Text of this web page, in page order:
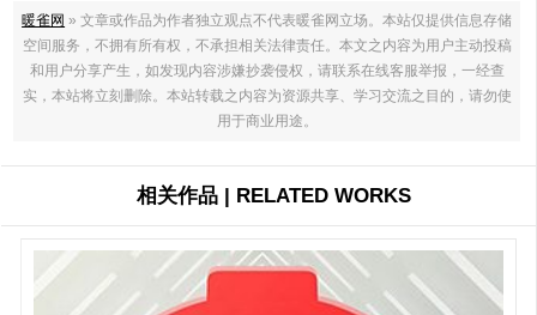
暖雀网 » 文章或作品为作者独立观点不代表暖雀网立场。本站仅提供信息存储
空间服务，不拥有所有权，不承担相关法律责任。本文之内容为用户主动投稿
和用户分享产生，如发现内容涉嫌抄袭侵权，请联系在线客服举报，一经查
实，本站将立刻删除。本站转载之内容为资源共享、学习交流之目的，请勿使
用于商业用途。
相关作品 | RELATED WORKS